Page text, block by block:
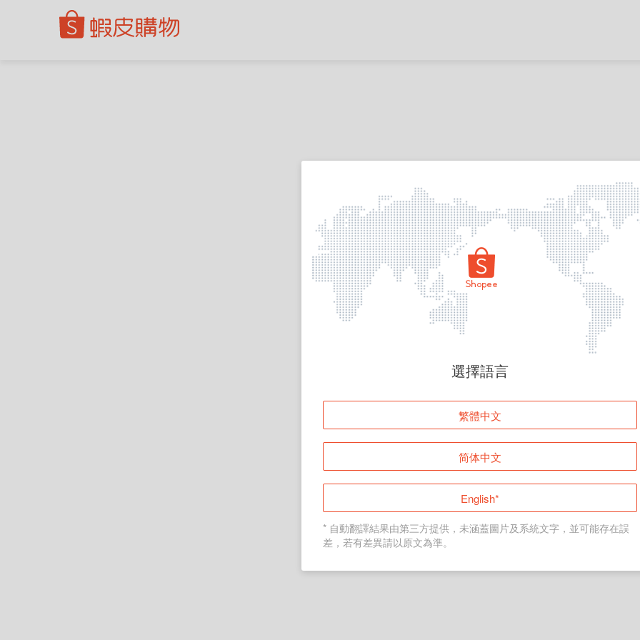
頁面無法顯示
登入
返回首頁
選擇語言
繁體中文
简体中文
English*
* 自動翻譯結果由第三方提供，未涵蓋圖片及系統文字，並可能存在誤
差，若有差異請以原文為準。